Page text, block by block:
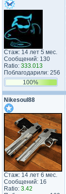
Стаж: 14 лет 5 мес.
Сообщений: 130
Ratio: 333.013
Поблагодарили: 256
100%
Nikesoul88
Стаж: 14 лет 6 мес.
Сообщений: 16
Ratio: 3.42